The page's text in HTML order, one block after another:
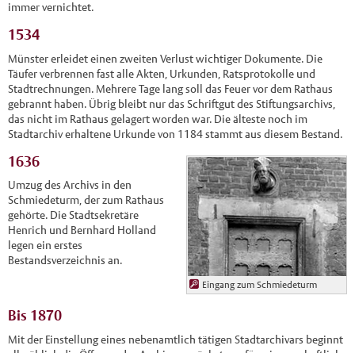
immer vernichtet.
1534
Münster erleidet einen zweiten Verlust wichtiger Dokumente. Die
Täufer verbrennen fast alle Akten, Urkunden, Ratsprotokolle und
Stadtrechnungen. Mehrere Tage lang soll das Feuer vor dem Rathaus
gebrannt haben. Übrig bleibt nur das Schriftgut des Stiftungsarchivs,
das nicht im Rathaus gelagert worden war. Die älteste noch im
Stadtarchiv erhaltene Urkunde von 1184 stammt aus diesem Bestand.
Eingang zum Schmiedeturm
1636
Umzug des Archivs in den
Schmiedeturm, der zum Rathaus
gehörte. Die Stadtsekretäre
Henrich und Bernhard Holland
legen ein erstes
Bestandsverzeichnis an.
Bis 1870
Mit der Einstellung eines nebenamtlich tätigen Stadtarchivars beginnt